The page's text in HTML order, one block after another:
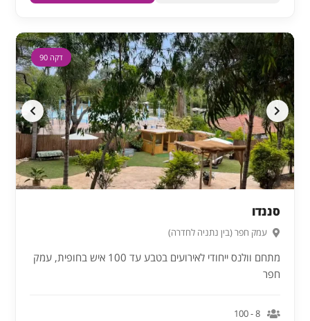
דקה 90
סננדו
עמק חפר (בין נתניה לחדרה)
מתחם וולנס ייחודי לאירועים בטבע עד 100 איש בחופית, עמק
חפר
8 - 100